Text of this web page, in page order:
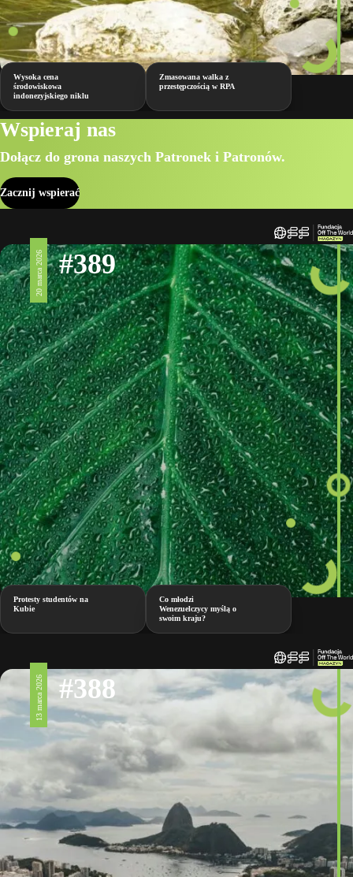
Wysoka cena
środowiskowa
indonezyjskiego niklu
Zmasowana walka z
przestępczością w RPA
Wspieraj nas
Dołącz do grona naszych Patronek i Patronów.
Zacznij wspierać
20 marca 2026 #389
Protesty studentów na
Kubie
Co młodzi
Wenezuelczycy myślą o
swoim kraju?
13 marca 2026 #388